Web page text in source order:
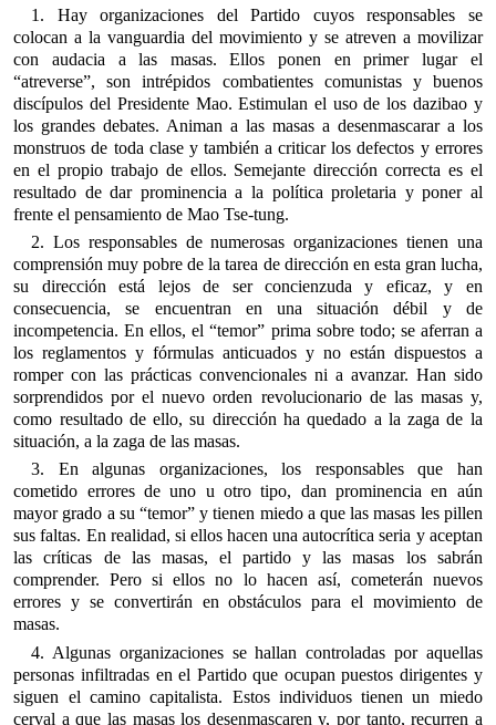
1. Hay organizaciones del Partido cuyos responsables se
colocan a la vanguardia del movimiento y se atreven a movilizar
con audacia a las masas. Ellos ponen en primer lugar el
“atreverse”, son intrépidos combatientes comunistas y buenos
discípulos del Presidente Mao. Estimulan el uso de los dazibao y
los grandes debates. Animan a las masas a desenmascarar a los
monstruos de toda clase y también a criticar los defectos y errores
en el propio trabajo de ellos. Semejante dirección correcta es el
resultado de dar prominencia a la política proletaria y poner al
frente el pensamiento de Mao Tse-tung.
2. Los responsables de numerosas organizaciones tienen una
comprensión muy pobre de la tarea de dirección en esta gran lucha,
su dirección está lejos de ser concienzuda y eficaz, y en
consecuencia, se encuentran en una situación débil y de
incompetencia. En ellos, el “temor” prima sobre todo; se aferran a
los reglamentos y fórmulas anticuados y no están dispuestos a
romper con las prácticas convencionales ni a avanzar. Han sido
sorprendidos por el nuevo orden revolucionario de las masas y,
como resultado de ello, su dirección ha quedado a la zaga de la
situación, a la zaga de las masas.
3. En algunas organizaciones, los responsables que han
cometido errores de uno u otro tipo, dan prominencia en aún
mayor grado a su “temor” y tienen miedo a que las masas les pillen
sus faltas. En realidad, si ellos hacen una autocrítica seria y aceptan
las críticas de las masas, el partido y las masas los sabrán
comprender. Pero si ellos no lo hacen así, cometerán nuevos
errores y se convertirán en obstáculos para el movimiento de
masas.
4. Algunas organizaciones se hallan controladas por aquellas
personas infiltradas en el Partido que ocupan puestos dirigentes y
siguen el camino capitalista. Estos individuos tienen un miedo
cerval a que las masas los desenmascaren y, por tanto, recurren a